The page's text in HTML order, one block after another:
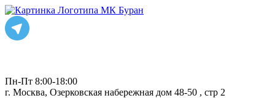
Пн-Пт 8:00-18:00
г. Москва, Озерковская набережная дом 48-50 , стр 2